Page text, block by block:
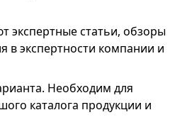
экспертные статьи, обзоры
в экспертности компании и
Необходим для
каталога продукции и